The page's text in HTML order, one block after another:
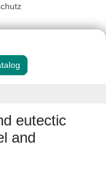
eutectic
and